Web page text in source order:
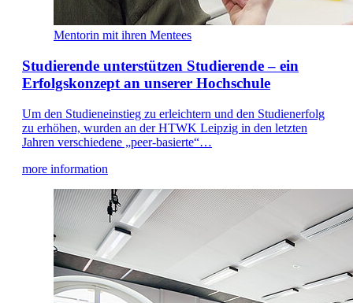
Mentorin mit ihren Mentees
Studierende unterstützen Studierende – ein
Erfolgskonzept an unserer Hochschule
Um den Studieneinstieg zu erleichtern und den Studienerfolg
zu erhöhen, wurden an der HTWK Leipzig in den letzten
Jahren verschiedene „peer-basierte“…
more information